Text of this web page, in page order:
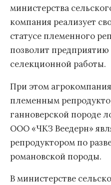
министерства
компания реализует
статусе племенного
позволит
селекционной работы.
При этом
племенным
ганноверской породе
ООО «ЧКЗ Веедерн»
репродуктором по
романовской породы.
В министерстве